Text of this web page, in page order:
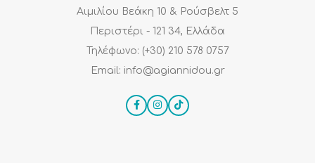
Αιμιλίου Βεάκη 10 & Ρούσβελτ 5
Περιστέρι - 121 34, Ελλάδα
Τηλέφωνο: (+30) 210 578 0757
Email: info@agiannidou.gr